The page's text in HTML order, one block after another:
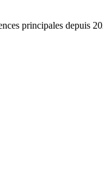
principales depuis